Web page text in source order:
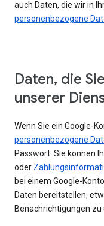
auch Daten, die wir in
personenbezogene
Daten, die
unserer
Wenn Sie ein Google-
personenbezogene
Passwort. Sie können
oder
bei einem Google-
Daten bereitstellen,
Benachrichtigungen